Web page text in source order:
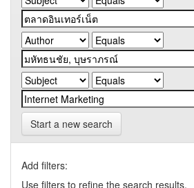
Start a new search
Add filters:
Use filters to refine the search results.